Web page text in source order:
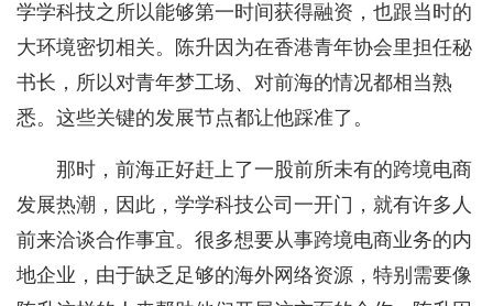
学学科技之所以能够第一时间获得融资，也跟当时的
大环境密切相关。陈升因为在香港青年协会里担任秘
书长，所以对青年梦工场、对前海的情况都相当熟
悉。这些关键的发展节点都让他踩准了。
那时，前海正好赶上了一股前所未有的跨境电商
发展热潮，因此，学学科技公司一开门，就有许多人
前来洽谈合作事宜。很多想要从事跨境电商业务的内
地企业，由于缺乏足够的海外网络资源，特别需要像